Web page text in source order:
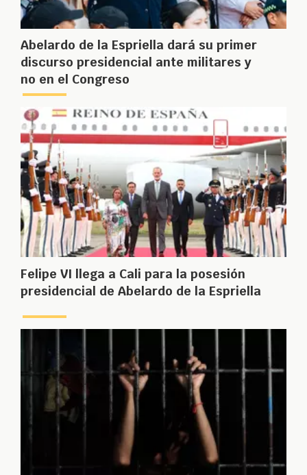
Abelardo de la Espriella dará su primer
discurso presidencial ante militares y
no en el Congreso
Felipe VI llega a Cali para la posesión
presidencial de Abelardo de la Espriella